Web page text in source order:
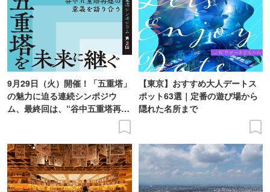
9月29日（火）開催！「五重塔」
の魅力に迫る連続シンポジウ
ム、最終回は、“谷中五重塔再建
【東京】おすすめ大人デートス
ポット63選｜定番の遊び場から
隠れた名所まで